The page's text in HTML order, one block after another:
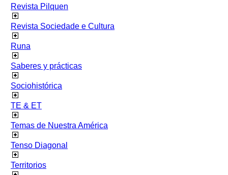
Revista Pilquen
Revista Sociedade e Cultura
Runa
Saberes y prácticas
Sociohistórica
TE & ET
Temas de Nuestra América
Tenso Diagonal
Territorios